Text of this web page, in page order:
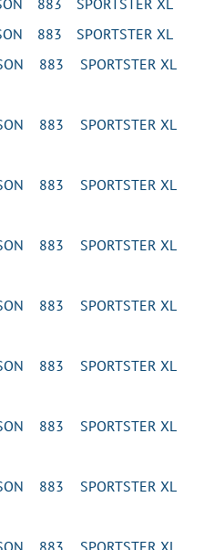
883 SPORTSTER XL
883 SPORTSTER XL
883 SPORTSTER XL
883 SPORTSTER XL
883 SPORTSTER XL
883 SPORTSTER XL
883 SPORTSTER XL
883 SPORTSTER XL
883 SPORTSTER XL
883 SPORTSTER XL
883 SPORTSTER XL